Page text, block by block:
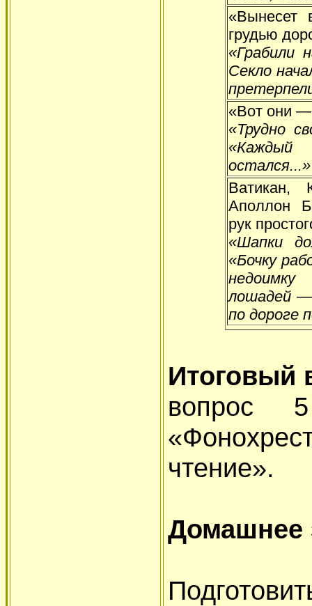
грудью
«Грабили
Секло
«Вот они —
«Трудно
Ватикан,
Аполлон
рук
«Шапки
«Бочку
лошадей —
по дороге
Итоговый
вопрос
чтение».
Домашнее